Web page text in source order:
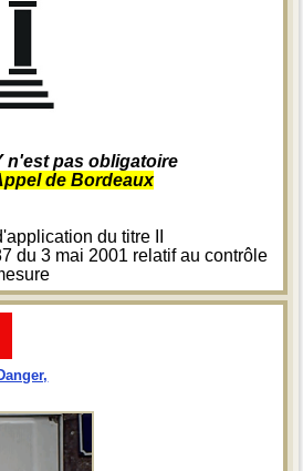
n'est pas obligatoire
de Bordeaux
du titre II
du 3 mai 2001 relatif au contrôle